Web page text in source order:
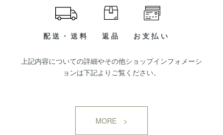
配送・送料 返品 お支払い
上記内容についての詳細やその他ショップインフォメーシ
ョンは下記よりご覧ください。
MORE >